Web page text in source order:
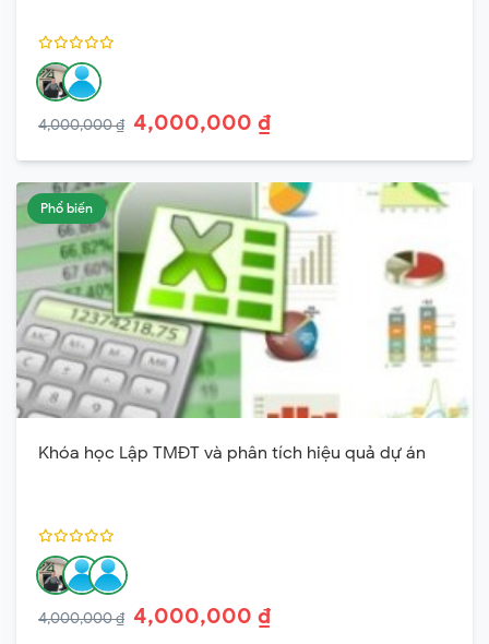
4,000,000 ₫ 4,000,000 ₫
Phổ biến
Khóa học Lập TMĐT và phân tích hiệu quả dự án
4,000,000 ₫ 4,000,000 ₫